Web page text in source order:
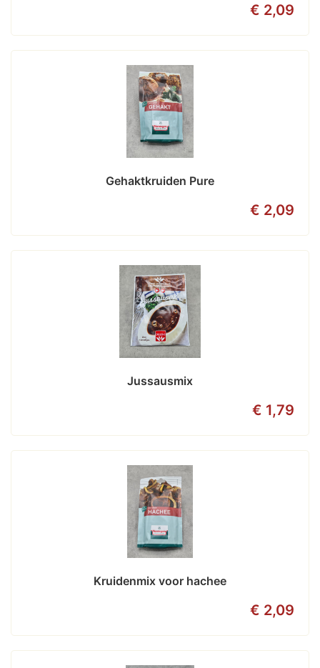
€ 2,09
Gehaktkruiden Pure
€ 2,09
Jussausmix
€ 1,79
Kruidenmix voor hachee
€ 2,09